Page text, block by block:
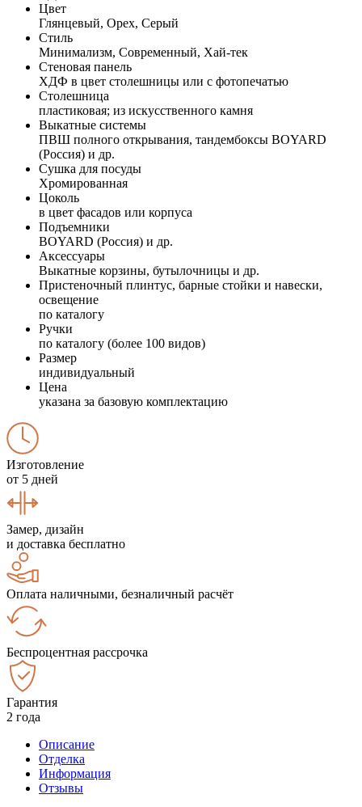
Цвет
Глянцевый, Орех, Серый
Стиль
Минимализм, Современный, Хай-тек
Стеновая панель
ХДФ в цвет столешницы или с фотопечатью
Столешница
пластиковая; из искусственного камня
Выкатные системы
ПВШ полного открывания, тандембоксы BOYARD
(Россия) и др.
Сушка для посуды
Хромированная
Цоколь
в цвет фасадов или корпуса
Подъемники
BOYARD (Россия) и др.
Аксессуары
Выкатные корзины, бутылочницы и др.
Пристеночный плинтус, барные стойки и навески,
освещение
по каталогу
Ручки
по каталогу (более 100 видов)
Размер
индивидуальный
Цена
указана за базовую комплектацию
Изготовление
от 5 дней
Замер, дизайн
и доставка бесплатно
Оплата наличными, безналичный расчёт
Беспроцентная рассрочка
Гарантия
2 года
Описание
Отделка
Информация
Отзывы